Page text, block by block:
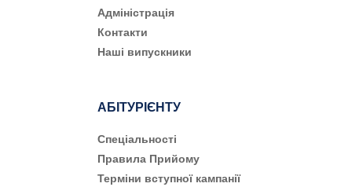
Адміністрація
Контакти
Наші випускники
АБІТУРІЄНТУ
Cпеціальності
Правила Прийому
Терміни вступної кампанії